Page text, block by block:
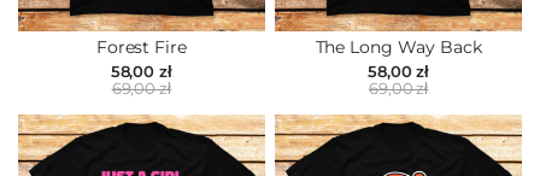
Forest Fire
58,00 zł
69,00 zł
The Long Way Back
58,00 zł
69,00 zł